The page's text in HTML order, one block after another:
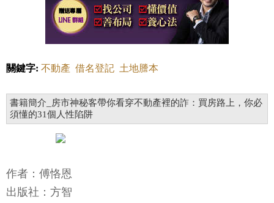
關鍵字: 不動產 借名登記 土地謄本
書籍簡介_房市神秘客帶你看穿不動產裡的詐：買房路上，你必
須懂的31個人性陷阱
作者：傅恪恩
出版社：方智